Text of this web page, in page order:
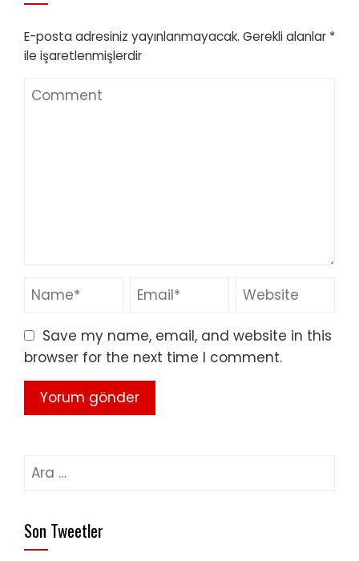
E-posta adresiniz yayınlanmayacak. Gerekli alanlar *
ile işaretlenmişlerdir
Save my name, email, and website in this
browser for the next time I comment.
Arama:
Son Tweetler